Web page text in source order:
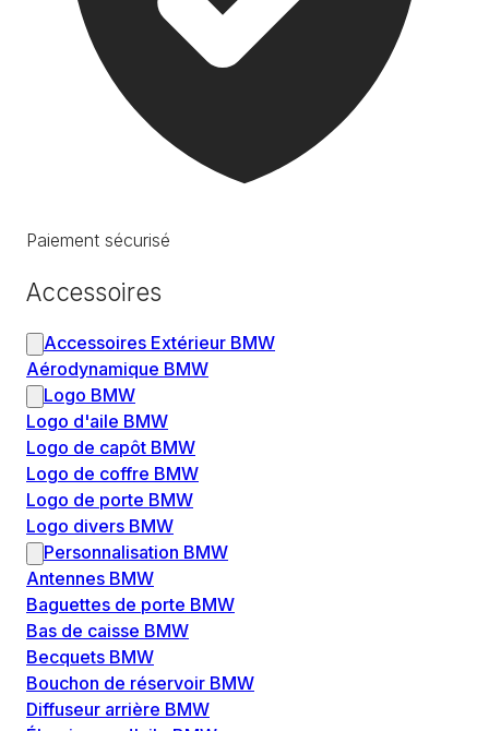
Paiement sécurisé
Accessoires
Accessoires Extérieur BMW
Aérodynamique BMW
Logo BMW
Logo d'aile BMW
Logo de capôt BMW
Logo de coffre BMW
Logo de porte BMW
Logo divers BMW
Personnalisation BMW
Antennes BMW
Baguettes de porte BMW
Bas de caisse BMW
Becquets BMW
Bouchon de réservoir BMW
Diffuseur arrière BMW